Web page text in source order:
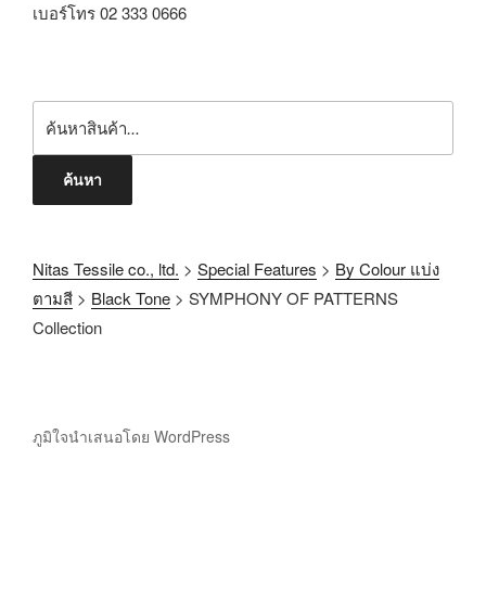
เบอร์โทร 02 333 0666
ค้นหา
Nitas Tessile co., ltd. > Special Features > By Colour แบ่ง
ตามสี > Black Tone > SYMPHONY OF PATTERNS
Collection
ภูมิใจนำเสนอโดย WordPress